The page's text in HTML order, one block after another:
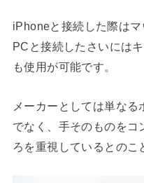
iPhoneと接続した際はマ
PCと接続したさいには
も使用が可能です。
メーカーとしては単な
でなく、手そのものをコ
ろを重視しているとのこ